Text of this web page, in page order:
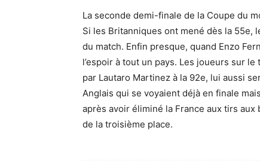
La seconde demi-finale de la Coupe du
Si les Britanniques ont mené dès la 55e,
du match. Enfin presque, quand Enzo
l’espoir à tout un pays. Les joueurs sur
par Lautaro Martinez à la 92e, lui aussi
Anglais qui se voyaient déjà en finale
après avoir éliminé la France aux tirs aux
de la troisième place.